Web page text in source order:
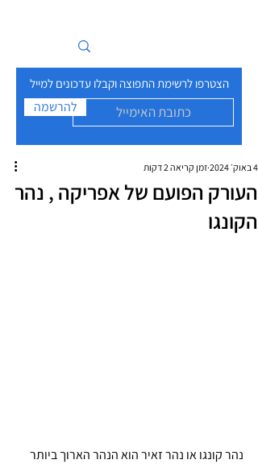
הצטרפו לרשימת התפוצה וקבלו עדכונים למייל
להרשמה
העורק הפועם של אפריקה , נהר
הקונגו
4 באוק׳ 2024 זמן קריאה 2 דקות
נהר קונגו או נהר זאיר הוא הנהר הארוך ביותר